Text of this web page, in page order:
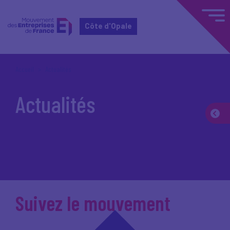
Côte d'Opale
Actualités
Suivez le mouvement